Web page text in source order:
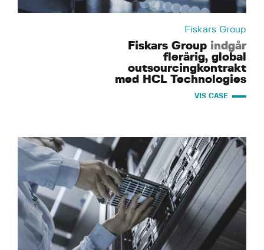
Fiskars Group
Fiskars Group indgår
flerårig, global
outsourcingkontrakt
med HCL Technologies
VIS CASE